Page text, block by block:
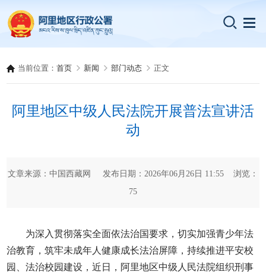
当前位置：首页 新闻 部门动态 正文
阿里地区中级人民法院开展普法宣讲活
动
文章来源：中国西藏网 发布日期：2026年06月26日 11:55 浏览：
75
为深入贯彻落实全面依法治国要求，切实加强青少年法
治教育，筑牢未成年人健康成长法治屏障，持续推进平安校
园、法治校园建设，近日，阿里地区中级人民法院组织刑事